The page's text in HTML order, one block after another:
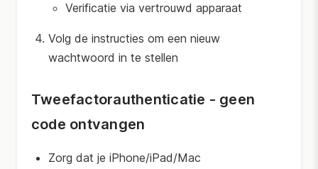
Verificatie via vertrouwd apparaat
Volg de instructies om een nieuw
wachtwoord in te stellen
Tweefactorauthenticatie - geen
code ontvangen
Zorg dat je iPhone/iPad/Mac